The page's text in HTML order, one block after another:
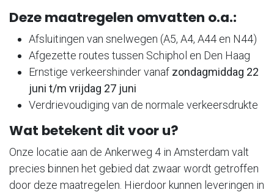
Deze maatregelen omvatten o.a.:
Afsluitingen van snelwegen (A5, A4, A44 en N44)
Afgezette routes tussen Schiphol en Den Haag
Ernstige verkeershinder vanaf zondagmiddag 22
juni t/m vrijdag 27 juni
Verdrievoudiging van de normale verkeersdrukte
Wat betekent dit voor u?
Onze locatie aan de Ankerweg 4 in Amsterdam valt
precies binnen het gebied dat zwaar wordt getroffen
door deze maatregelen. Hierdoor kunnen leveringen in